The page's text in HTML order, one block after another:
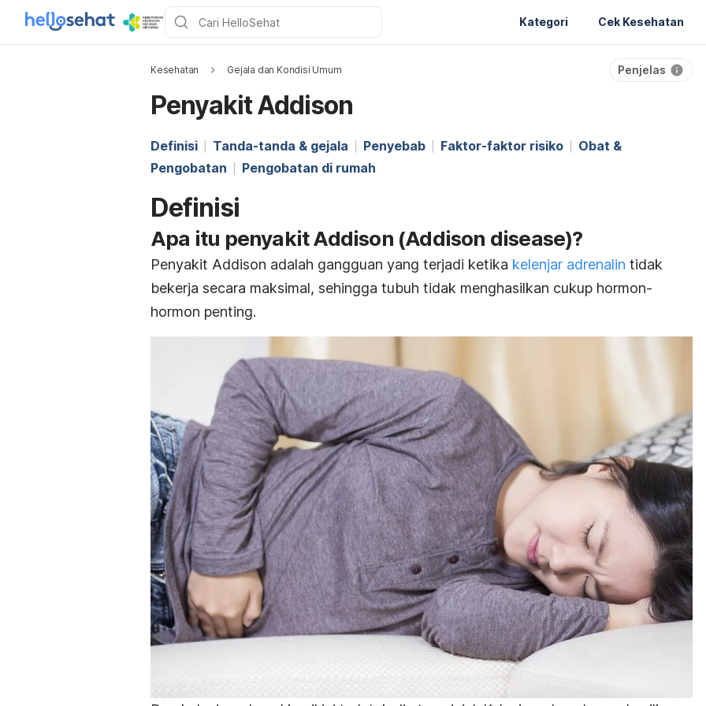
Kategori Cek Kesehatan
Kesehatan Gejala dan Kondisi Umum Penjelas
Penyakit Addison
Definisi Tanda-tanda & gejala Penyebab Faktor-faktor risiko
Obat &
Pengobatan
Pengobatan di rumah
Definisi
Apa itu penyakit Addison (Addison disease)?
Penyakit Addison adalah gangguan yang terjadi ketika kelenjar adrenalin tidak
bekerja secara maksimal, sehingga tubuh tidak menghasilkan cukup hormon-
hormon penting.